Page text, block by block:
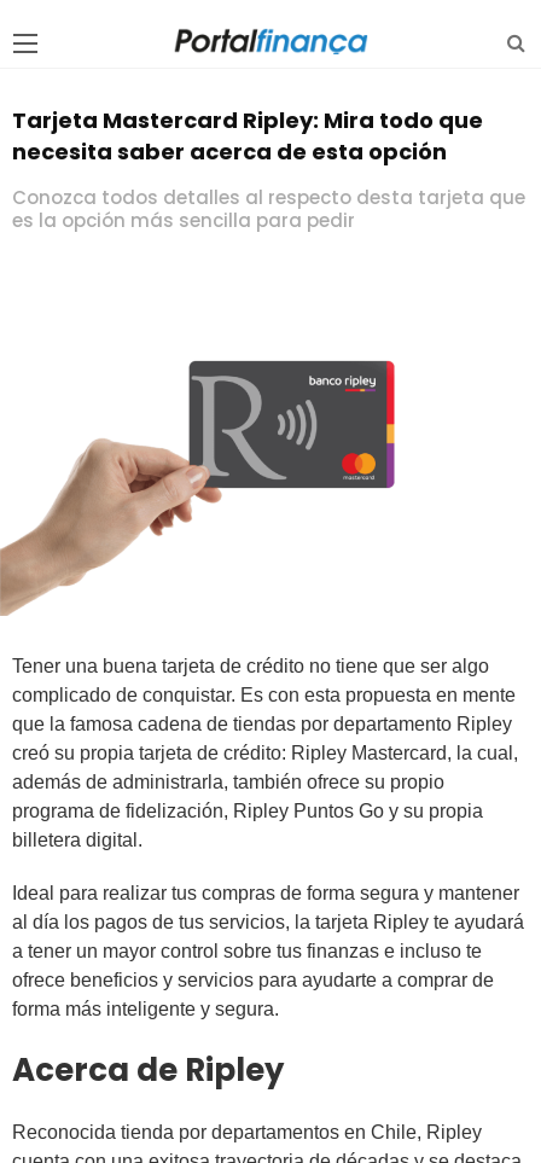
Tarjeta Mastercard Ripley: Mira todo que
necesita saber acerca de esta opción
Conozca todos detalles al respecto desta tarjeta que
es la opción más sencilla para pedir
Tener una buena tarjeta de crédito no tiene que ser algo
complicado de conquistar. Es con esta propuesta en mente
que la famosa cadena de tiendas por departamento Ripley
creó su propia tarjeta de crédito: Ripley Mastercard, la cual,
además de administrarla, también ofrece su propio
programa de fidelización, Ripley Puntos Go y su propia
billetera digital.
Ideal para realizar tus compras de forma segura y mantener
al día los pagos de tus servicios, la tarjeta Ripley te ayudará
a tener un mayor control sobre tus finanzas e incluso te
ofrece beneficios y servicios para ayudarte a comprar de
forma más inteligente y segura.
Acerca de Ripley
Reconocida tienda por departamentos en Chile, Ripley